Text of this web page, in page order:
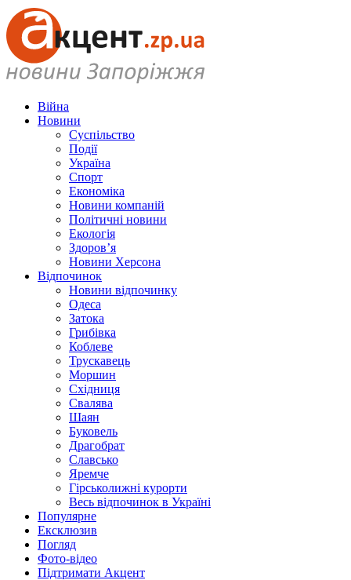
Війна
Новини
Суспільство
Події
Україна
Спорт
Економіка
Новини компаній
Політичні новини
Екологія
Здоров’я
Новини Херсона
Відпочинок
Новини відпочинку
Одеса
Затока
Грибівка
Коблеве
Трускавець
Моршин
Східниця
Свалява
Шаян
Буковель
Драгобрат
Славсько
Яремче
Гірськолижні курорти
Весь відпочинок в Україні
Популярне
Ексклюзив
Погляд
Фото-відео
Підтримати Акцент